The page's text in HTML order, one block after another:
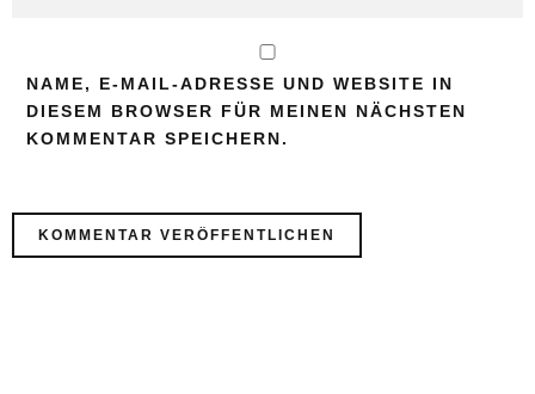
NAME, E-MAIL-ADRESSE UND WEBSITE IN
DIESEM BROWSER FÜR MEINEN NÄCHSTEN
KOMMENTAR SPEICHERN.